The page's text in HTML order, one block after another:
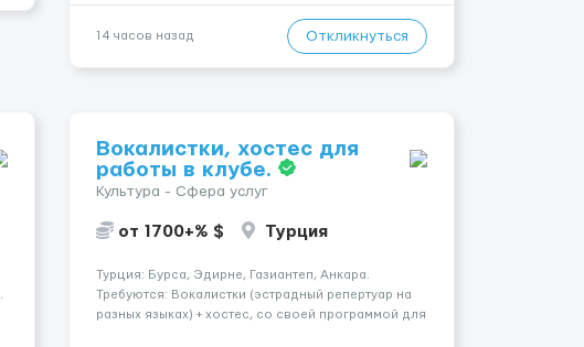
— Опытная команда с годами практики —
Стабильный поток клиентов (без ...
14 часов назад Откликнуться
Вокалистки, хостес для
работы в клубе.
Культура - Сфера услуг
от 1700+% $ Турция
Турция: Бурса, Эдирне, Газиантеп, Анкара.
Требуются: Вокалистки (эстрадный репертуар на
разных языках) + хостеc, со своей программой для